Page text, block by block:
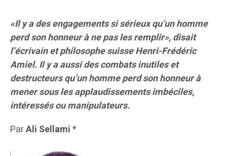
«Il y a des engagements si sérieux qu’un homme
perd son honneur à ne pas les remplir», disait
l’écrivain et philosophe suisse Henri-Frédéric
Amiel. Il y a aussi des combats inutiles et
destructeurs qu’un homme perd son honneur à
mener sous les applaudissements imbéciles,
intéressés ou manipulateurs.
ParAli Sellami*